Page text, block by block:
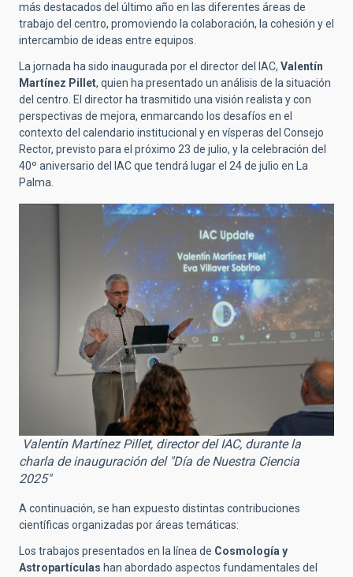
más destacados del último año en las diferentes áreas de
trabajo del centro, promoviendo la colaboración, la cohesión y el
intercambio de ideas entre equipos.
La jornada ha sido inaugurada por el director del IAC, Valentín
Martínez Pillet, quien ha presentado un análisis de la situación
del centro. El director ha trasmitido una visión realista y con
perspectivas de mejora, enmarcando los desafíos en el
contexto del calendario institucional y en vísperas del Consejo
Rector, previsto para el próximo 23 de julio, y la celebración del
40º aniversario del IAC que tendrá lugar el 24 de julio en La
Palma.
Valentín Martínez Pillet, director del IAC, durante la
charla de inauguración del "Día de Nuestra Ciencia
2025"
A continuación, se han expuesto distintas contribuciones
científicas organizadas por áreas temáticas:
Los trabajos presentados en la línea de Cosmología y
Astropartículas han abordado aspectos fundamentales del